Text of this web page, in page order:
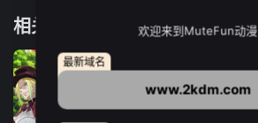
相关推荐 欢迎来到MuteFun动漫
最新域名
www.2kdm.com